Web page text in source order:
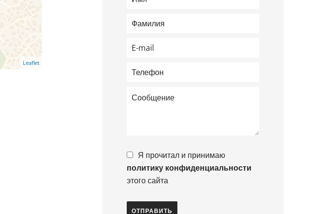
Leaflet
Я прочитал и принимаю
политику конфиденциальности
этого сайта
ОТПРАВИТЬ